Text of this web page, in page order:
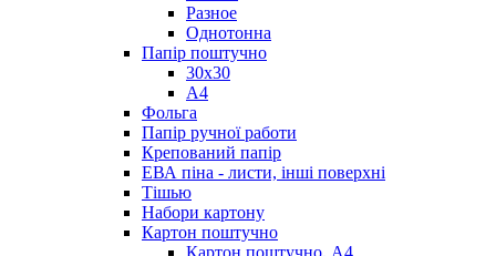
Разное
Однотонна
Папір поштучно
30х30
А4
Фольга
Папір ручної работи
Крепований папір
ЕВА піна - листи, інші поверхні
Тішью
Набори картону
Картон поштучно
Картон поштучно, А4